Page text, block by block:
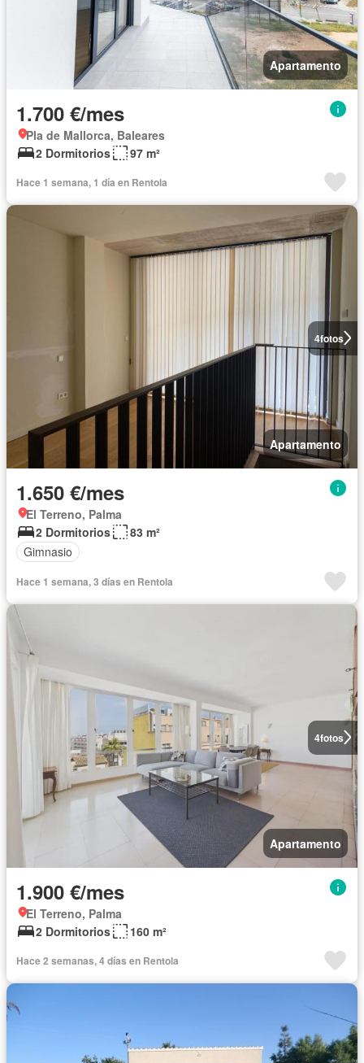
Apartamento
1.700 €/mes
Pla de Mallorca, Baleares
2 Dormitorios
97 m²
Hace 1 semana, 1 día en Rentola
4fotos
Apartamento
1.650 €/mes
El Terreno, Palma
2 Dormitorios
83 m²
Gimnasio
Hace 1 semana, 3 días en Rentola
4fotos
Apartamento
1.900 €/mes
El Terreno, Palma
2 Dormitorios
160 m²
Hace 2 semanas, 4 días en Rentola